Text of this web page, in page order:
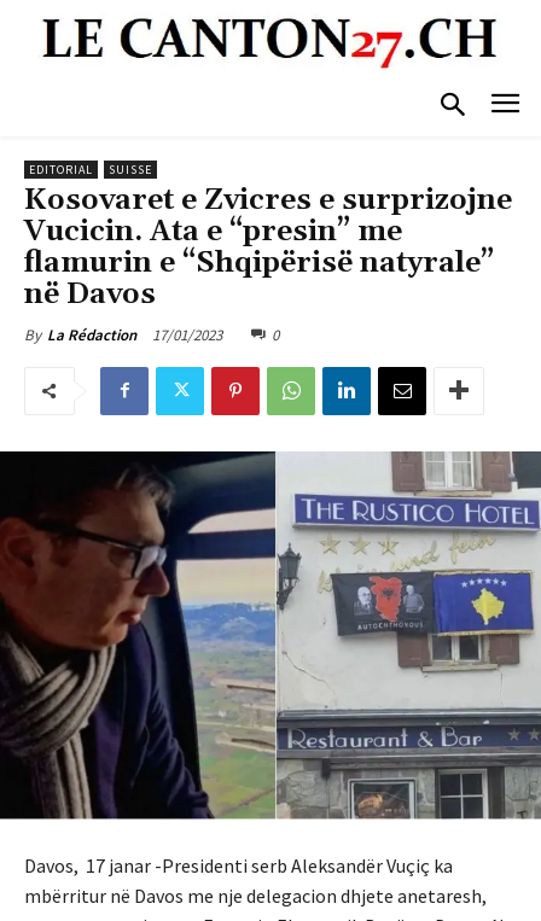
EDITORIAL SUISSE
Kosovaret e Zvicres e surprizojne
Vucicin. Ata e “presin” me
flamurin e “Shqipërisë natyrale”
në Davos
By La Rédaction 17/01/2023 0
Davos, 17 janar -Presidenti serb Aleksandër Vuçiç ka
mbërritur në Davos me nje delegacion dhjete anetaresh,